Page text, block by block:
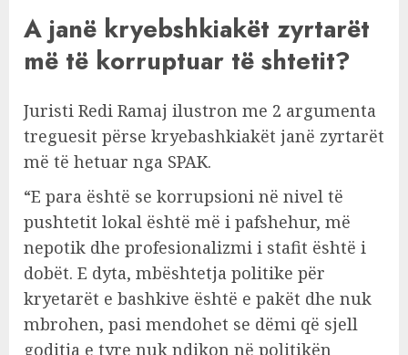
A janë kryebshkiakët zyrtarët
më të korruptuar të shtetit?
Juristi Redi Ramaj ilustron me 2 argumenta
treguesit përse kryebashkiakët janë zyrtarët
më të hetuar nga SPAK.
“E para është se korrupsioni në nivel të
pushtetit lokal është më i pafshehur, më
nepotik dhe profesionalizmi i stafit është i
dobët. E dyta, mbështetja politike për
kryetarët e bashkive është e pakët dhe nuk
mbrohen, pasi mendohet se dëmi që sjell
goditja e tyre nuk ndikon në politikën